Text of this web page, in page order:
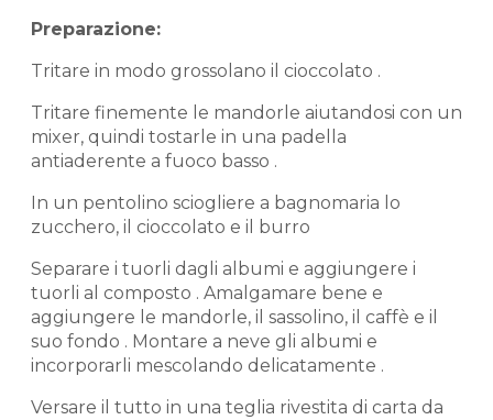
Preparazione:
Tritare in modo grossolano il cioccolato .
Tritare finemente le mandorle aiutandosi con un
mixer, quindi tostarle in una padella
antiaderente a fuoco basso .
In un pentolino sciogliere a bagnomaria lo
zucchero, il cioccolato e il burro
Separare i tuorli dagli albumi e aggiungere i
tuorli al composto . Amalgamare bene e
aggiungere le mandorle, il sassolino, il caffè e il
suo fondo . Montare a neve gli albumi e
incorporarli mescolando delicatamente .
Versare il tutto in una teglia rivestita di carta da